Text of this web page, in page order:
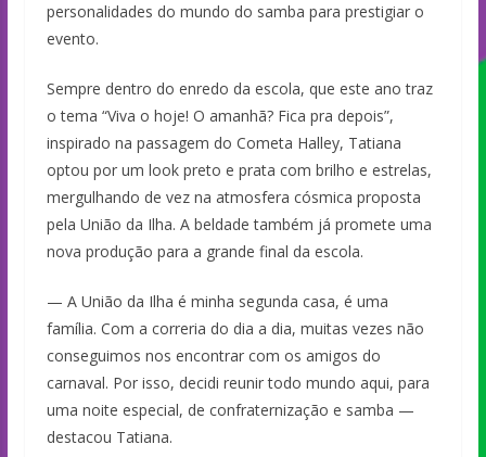
personalidades do mundo do samba para prestigiar o
evento.
Sempre dentro do enredo da escola, que este ano traz
o tema “Viva o hoje! O amanhã? Fica pra depois”,
inspirado na passagem do Cometa Halley, Tatiana
optou por um look preto e prata com brilho e estrelas,
mergulhando de vez na atmosfera cósmica proposta
pela União da Ilha. A beldade também já promete uma
nova produção para a grande final da escola.
— A União da Ilha é minha segunda casa, é uma
família. Com a correria do dia a dia, muitas vezes não
conseguimos nos encontrar com os amigos do
carnaval. Por isso, decidi reunir todo mundo aqui, para
uma noite especial, de confraternização e samba —
destacou Tatiana.